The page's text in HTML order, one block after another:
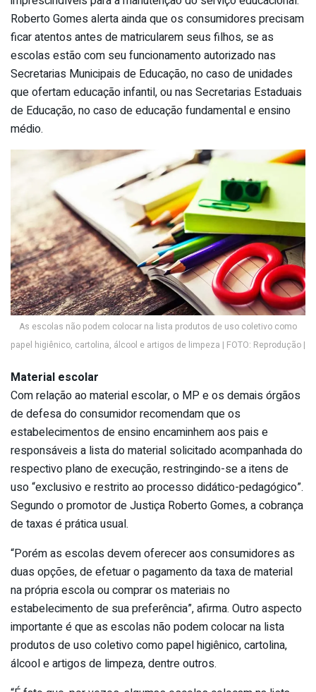
Roberto Gomes alerta ainda que os consumidores precisam
ficar atentos antes de matricularem seus filhos, se as
escolas estão com seu funcionamento autorizado nas
Secretarias Municipais de Educação, no caso de unidades
que ofertam educação infantil, ou nas Secretarias Estaduais
de Educação, no caso de educação fundamental e ensino
médio.
As escolas não podem colocar na lista produtos de uso coletivo como
papel higiênico, cartolina, álcool e artigos de limpeza | FOTO: Reprodução |
Material escolar
Com relação ao material escolar, o MP e os demais órgãos
de defesa do consumidor recomendam que os
estabelecimentos de ensino encaminhem aos pais e
responsáveis a lista do material solicitado acompanhada do
respectivo plano de execução, restringindo-se a itens de
uso “exclusivo e restrito ao processo didático-pedagógico”.
Segundo o promotor de Justiça Roberto Gomes, a cobrança
de taxas é prática usual.
“Porém as escolas devem oferecer aos consumidores as
duas opções, de efetuar o pagamento da taxa de material
na própria escola ou comprar os materiais no
estabelecimento de sua preferência”, afirma. Outro aspecto
importante é que as escolas não podem colocar na lista
produtos de uso coletivo como papel higiênico, cartolina,
álcool e artigos de limpeza, dentre outros.